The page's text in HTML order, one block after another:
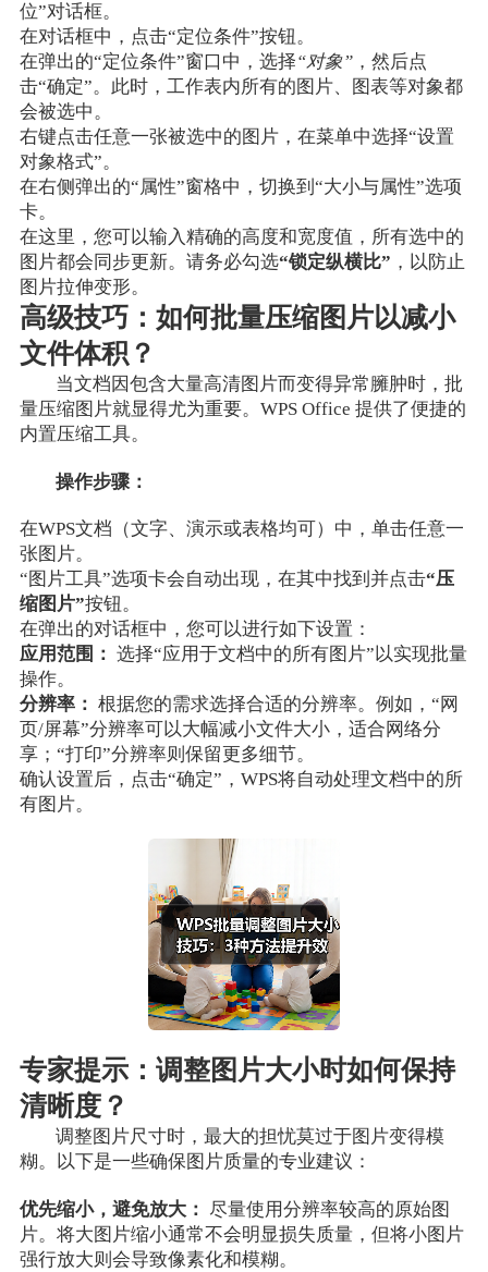
位”对话框。
在对话框中，点击“定位条件”按钮。
在弹出的“定位条件”窗口中，选择“对象”，然后点
击“确定”。此时，工作表内所有的图片、图表等对象都
会被选中。
右键点击任意一张被选中的图片，在菜单中选择“设置
对象格式”。
在右侧弹出的“属性”窗格中，切换到“大小与属性”选项
卡。
在这里，您可以输入精确的高度和宽度值，所有选中的
图片都会同步更新。请务必勾选“锁定纵横比” ，以防止
图片拉伸变形。
高级技巧：如何批量压缩图片以减小
文件体积？
当文档因包含大量高清图片而变得异常臃肿时，批
量压缩图片就显得尤为重要。WPS Office 提供了便捷的
内置压缩工具。
操作步骤：
在WPS文档（文字、演示或表格均可）中，单击任意一
张图片。
“图片工具”选项卡会自动出现，在其中找到并点击“压
缩图片”按钮。
在弹出的对话框中，您可以进行如下设置：
应用范围： 选择“应用于文档中的所有图片”以实现批量
操作。
分辨率： 根据您的需求选择合适的分辨率。例如，“网
页/屏幕”分辨率可以大幅减小文件大小，适合网络分
享；“打印”分辨率则保留更多细节。
确认设置后，点击“确定”，WPS将自动处理文档中的所
有图片。
专家提示：调整图片大小时如何保持
清晰度？
调整图片尺寸时，最大的担忧莫过于图片变得模
糊。以下是一些确保图片质量的专业建议：
优先缩小，避免放大： 尽量使用分辨率较高的原始图
片。将大图片缩小通常不会明显损失质量，但将小图片
强行放大则会导致像素化和模糊。